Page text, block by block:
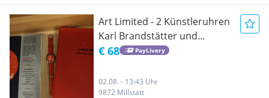
Art Limited - 2 Künstleruhren
Karl Brandstätter und
Caroline
€ 68 PayLivery
02.08. - 13:43 Uhr
9872 Millstatt